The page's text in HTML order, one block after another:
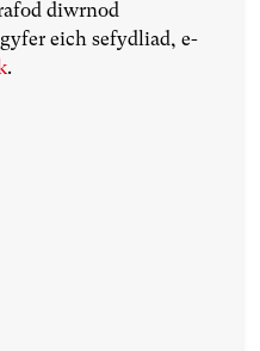
diwrnod
eich sefydliad, e-
.